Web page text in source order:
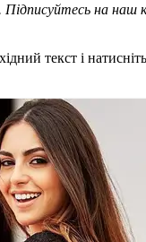
Підписуйтесь на наш
текст і